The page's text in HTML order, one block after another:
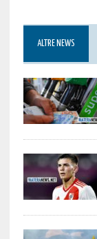
ALTRE NEWS